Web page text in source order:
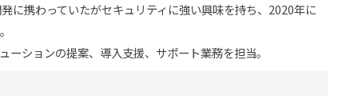
に携わっていたがセキュリティに強い興味を持ち、2020年に
ーションの提案、導入支援、サポート業務を担当。